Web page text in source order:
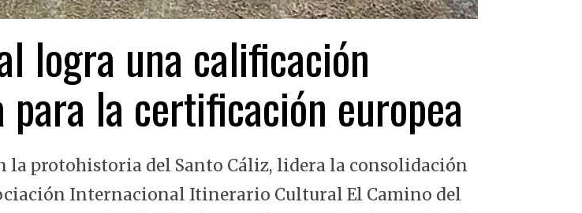
logra una calificación
para la certificación europea
la protohistoria del Santo Cáliz, lidera la consolidación
Internacional Itinerario Cultural El Camino del